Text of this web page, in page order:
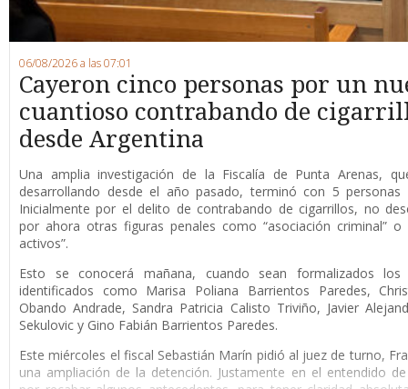
06/08/2026 a las 07:01
Cayeron cinco personas por un
cuantioso contrabando de
desde Argentina
Una amplia investigación de la Fiscalía de Punta Arenas,
desarrollando desde el año pasado, terminó con 5 personas
Inicialmente por el delito de contrabando de cigarrillos, no
por ahora otras figuras penales como “asociación criminal” o
activos”.
Esto se conocerá mañana, cuando sean formalizados los
identificados como Marisa Poliana Barrientos Paredes,
Obando Andrade, Sandra Patricia Calisto Triviño, Javier
Sekulovic y Gino Fabián Barrientos Paredes.
Este miércoles el fiscal Sebastián Marín pidió al juez de turno,
una ampliación de la detención. Justamente en el entendido